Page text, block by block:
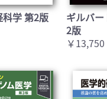
学 第2版
ギルバ
2版
￥13,750